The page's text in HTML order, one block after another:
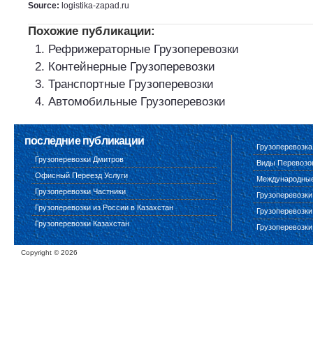
Source: logistika-zapad.ru
Похожие публикации:
Рефрижераторные Грузоперевозки
Контейнерные Грузоперевозки
Транспортные Грузоперевозки
Автомобильные Грузоперевозки
последние публикации
Грузоперевозки Дмитров
Офисный Переезд Услуги
Грузоперевозки Частники
Грузоперевозки из России в Казахстан
Грузоперевозки Казахстан
Виды
Copyright ©2026